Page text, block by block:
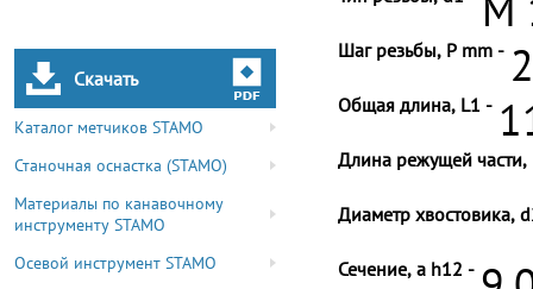
Скачать
Каталог метчиков STAMO
Станочная оснастка (STAMO)
Материалы по канавочному
инструменту STAMO
Осевой инструмент STAMO
Шаг резьбы, P mm -
Общая длина, L1 -
Длина режущей части,
Диаметр хвостовика,
Сечение, a h12 -